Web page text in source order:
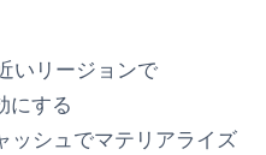
いリージョンで
にする
シュでマテリアライズ